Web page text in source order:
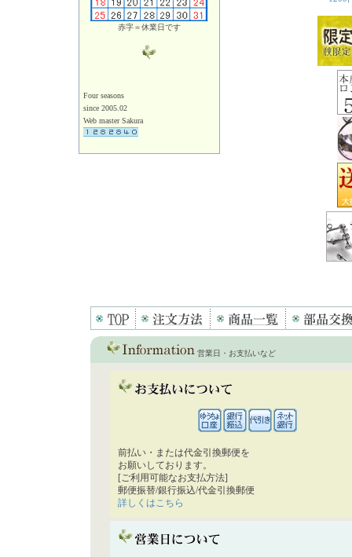
赤字＝休業日です
Four seasons
since 2005.02
Web master Sakura
営業日・お支払いなど
前払い・または代金引換郵便を
お願いしております。
[ご利用可能なお支払方法]
郵便振替/銀行振込/代金引換郵便
詳しくはこちら